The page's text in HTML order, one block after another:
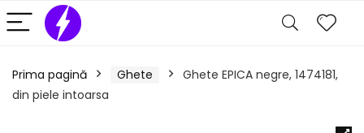
Prima pagină Ghete
Ghete EPICA negre, 1474181,
din piele intoarsa